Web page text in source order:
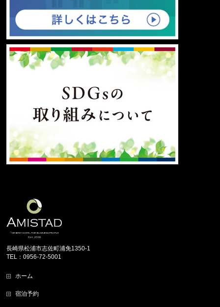
長崎県松浦市志佐町浦免1350-1
TEL：0956-72-5001
ホーム
宿泊予約